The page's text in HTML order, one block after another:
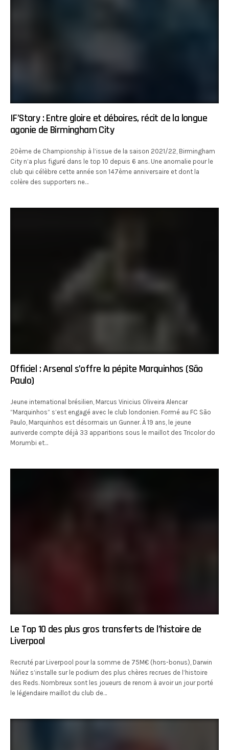
IF’Story : Entre gloire et déboires, récit de la longue
agonie de Birmingham City
20ème de Championship à l’issue de la saison 2021/22, Birmingham
City n’a plus figuré dans le top 10 depuis 6 ans. Une anomalie pour le
club qui célèbre cette année son 147ème anniversaire et dont la
colère des supporters ne…
Officiel : Arsenal s’offre la pépite Marquinhos (São
Paulo)
Jeune international brésilien, Marcus Vinicius Oliveira Alencar
“Marquinhos” s’est engagé avec le club londonien. Formé au FC São
Paulo, Marquinhos est désormais un Gunner. À 19 ans, le jeune
auriverde compte déjà 33 apparitions sous le maillot des Tricolor do
Morumbi et…
Le Top 10 des plus gros transferts de l’histoire de
Liverpool
Recruté par Liverpool pour la somme de 75M€ (hors-bonus), Darwin
Núñez s’installe sur le podium des plus chères recrues de l’histoire
des Reds. Nombreux sont les joueurs de renom à avoir un jour porté
le légendaire maillot du club de…